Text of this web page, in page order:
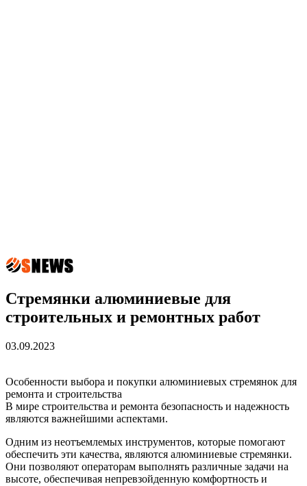
Стремянки алюминиевые для
строительных и ремонтных работ
03.09.2023
Особенности выбора и покупки алюминиевых стремянок для
ремонта и строительства
В мире строительства и ремонта безопасность и надежность
являются важнейшими аспектами.
Одним из неотъемлемых инструментов, которые помогают
обеспечить эти качества, являются алюминиевые стремянки.
Они позволяют операторам выполнять различные задачи на
высоте, обеспечивая непревзойденную комфортность и